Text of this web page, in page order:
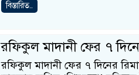
বিস্তারিত..
রফিকুল মাদানী ফের ৭
রফিকুল মাদানী ফের ৭ দিনের